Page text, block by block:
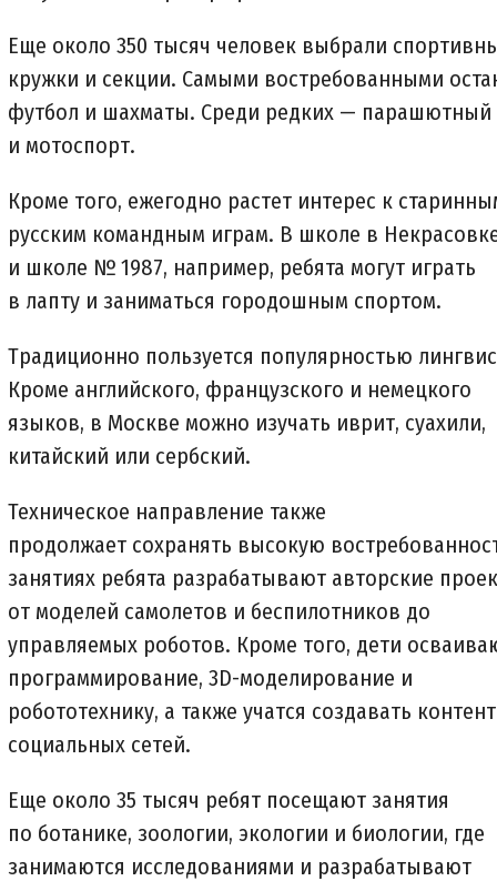
Еще около 350 тысяч человек выбрали
кружки и секции. Самыми востребованными
футбол и шахматы. Среди редких — парашютный
и мотоспорт.
Кроме того, ежегодно растет интерес к
русским командным играм. В школе в
и школе № 1987, например, ребята могут играть
в лапту и заниматься городошным спортом.
Традиционно пользуется популярностью
Кроме английского, французского и немецкого
языков, в Москве можно изучать иврит, суахили,
китайский или сербский.
Техническое направление также
продолжает сохранять высокую
занятиях ребята разрабатывают авторские
от моделей самолетов и беспилотников до
управляемых роботов. Кроме того, дети
программирование, 3D-моделирование и
робототехнику, а также учатся создавать
социальных сетей.
Еще около 35 тысяч ребят посещают занятия
по ботанике, зоологии, экологии и биологии, где
занимаются исследованиями и разрабатывают